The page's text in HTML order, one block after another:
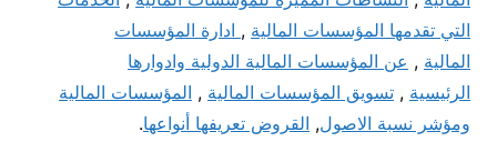
التي تقدمها المؤسسات المالية , ادارة المؤسسات
المالية , عن المؤسسات المالية الدولية وادوارها
الرئيسية , تسويق المؤسسات المالية , المؤسسات المالية
ومؤشر نسبة الاصول, القروض تعريفها أنواعها.